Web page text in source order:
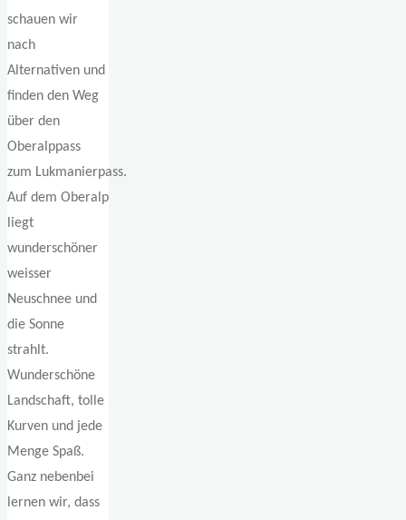
schauen wir
nach
Alternativen und
finden den Weg
über den
Oberalppass
zum Lukmanierpass.
Auf dem Oberalp
liegt
wunderschöner
weisser
Neuschnee und
die Sonne
strahlt.
Wunderschöne
Landschaft, tolle
Kurven und jede
Menge Spaß.
Ganz nebenbei
lernen wir, dass